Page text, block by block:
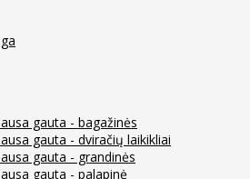
gauta - bagažinės
gauta - dviračių laikikliai
gauta - grandinės
gauta - palapinė